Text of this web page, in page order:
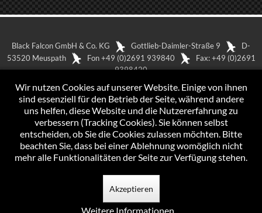
Black Falcon GmbH & Co. KG Gottlieb-Daimler-Straße 9
D-
53520 Meuspath
Fon +49 (0)2691 939840
Fax: +49 (0)2691
9398420
Datenschutzerklärung
Wir nutzen Cookies auf unserer Website. Einige von ihnen
sind essenziell für den Betrieb der Seite, während andere
uns helfen, diese Website und die Nutzererfahrung zu
verbessern (Tracking Cookies). Sie können selbst
entscheiden, ob Sie die Cookies zulassen möchten. Bitte
beachten Sie, dass bei einer Ablehnung womöglich nicht
mehr alle Funktionalitäten der Seite zur Verfügung stehen.
Akzeptieren
Weitere Informationen